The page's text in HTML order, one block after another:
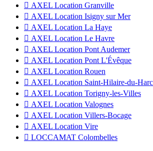
 AXEL Location Granville
 AXEL Location Isigny sur Mer
 AXEL Location La Haye
 AXEL Location Le Havre
 AXEL Location Pont Audemer
 AXEL Location Pont L'Évêque
 AXEL Location Rouen
 AXEL Location Saint-Hilaire-du-
 AXEL Location Torigny-les-Villes
 AXEL Location Valognes
 AXEL Location Villers-Bocage
 AXEL Location Vire
 LOCCAMAT Colombelles